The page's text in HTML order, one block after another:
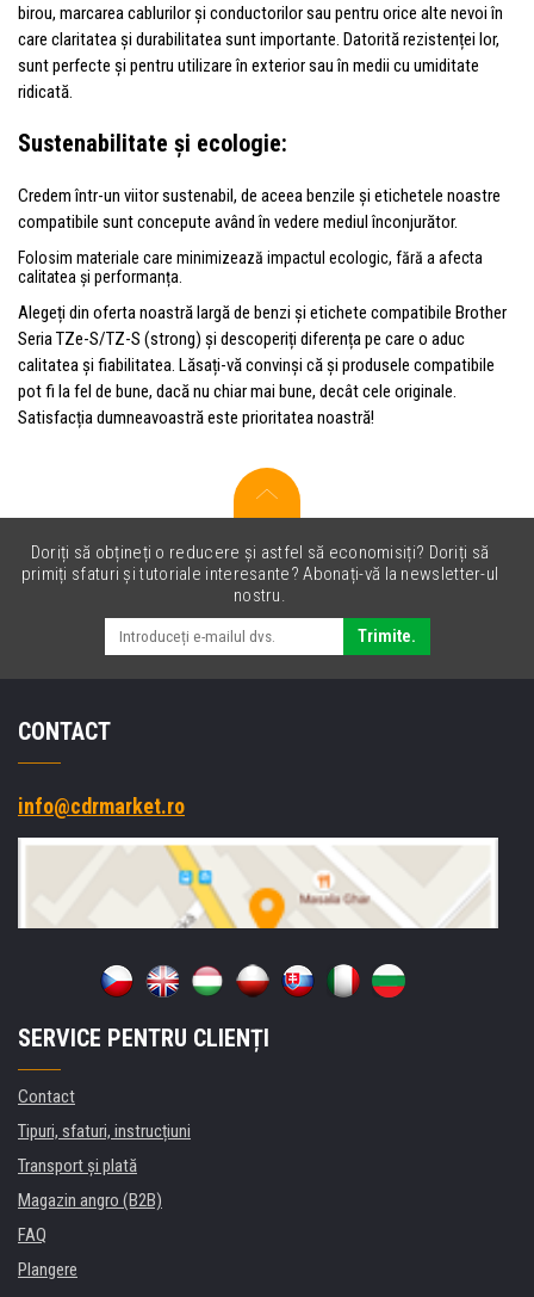
birou, marcarea cablurilor și conductorilor sau pentru orice alte nevoi în
care claritatea și durabilitatea sunt importante. Datorită rezistenței lor,
sunt perfecte și pentru utilizare în exterior sau în medii cu umiditate
ridicată.
Sustenabilitate și ecologie:
Credem într-un viitor sustenabil, de aceea benzile și etichetele noastre
compatibile sunt concepute având în vedere mediul înconjurător.
Folosim materiale care minimizează impactul ecologic, fără a afecta
calitatea și performanța.
Alegeți din oferta noastră largă de benzi și etichete compatibile Brother
Seria TZe-S/TZ-S (strong) și descoperiți diferența pe care o aduc
calitatea și fiabilitatea. Lăsați-vă convinși că și produsele compatibile
pot fi la fel de bune, dacă nu chiar mai bune, decât cele originale.
Satisfacția dumneavoastră este prioritatea noastră!
Doriți să obțineți o reducere și astfel să economisiți? Doriți să
primiți sfaturi și tutoriale interesante? Abonați-vă la newsletter-ul
nostru.
Trimite.
CONTACT
info@cdrmarket.ro
SERVICE PENTRU CLIENȚI
Contact
Tipuri, sfaturi, instrucțiuni
Transport şi plată
Magazin angro (B2B)
FAQ
Plangere